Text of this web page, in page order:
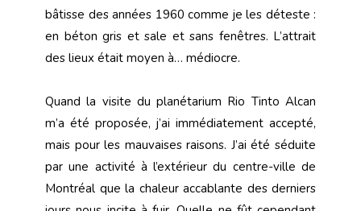
bâtisse des années 1960 comme je les déteste :
en béton gris et sale et sans fenêtres. L’attrait
des lieux était moyen à… médiocre.
Quand la visite du planétarium Rio Tinto Alcan
m’a été proposée, j’ai immédiatement accepté,
mais pour les mauvaises raisons. J’ai été séduite
par une activité à l’extérieur du centre-ville de
Montréal que la chaleur accablante des derniers